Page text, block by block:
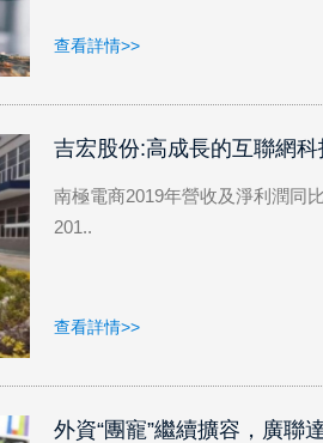
查看詳情>>
吉宏股份:高成長的互聯網
南極電商2019年營收及淨利潤同
201..
查看詳情>>
外資“團寵”繼續擴容，廣聯